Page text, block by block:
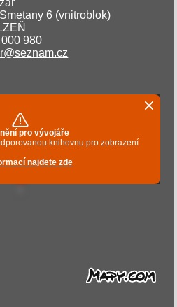
6 (vnitroblok)
980